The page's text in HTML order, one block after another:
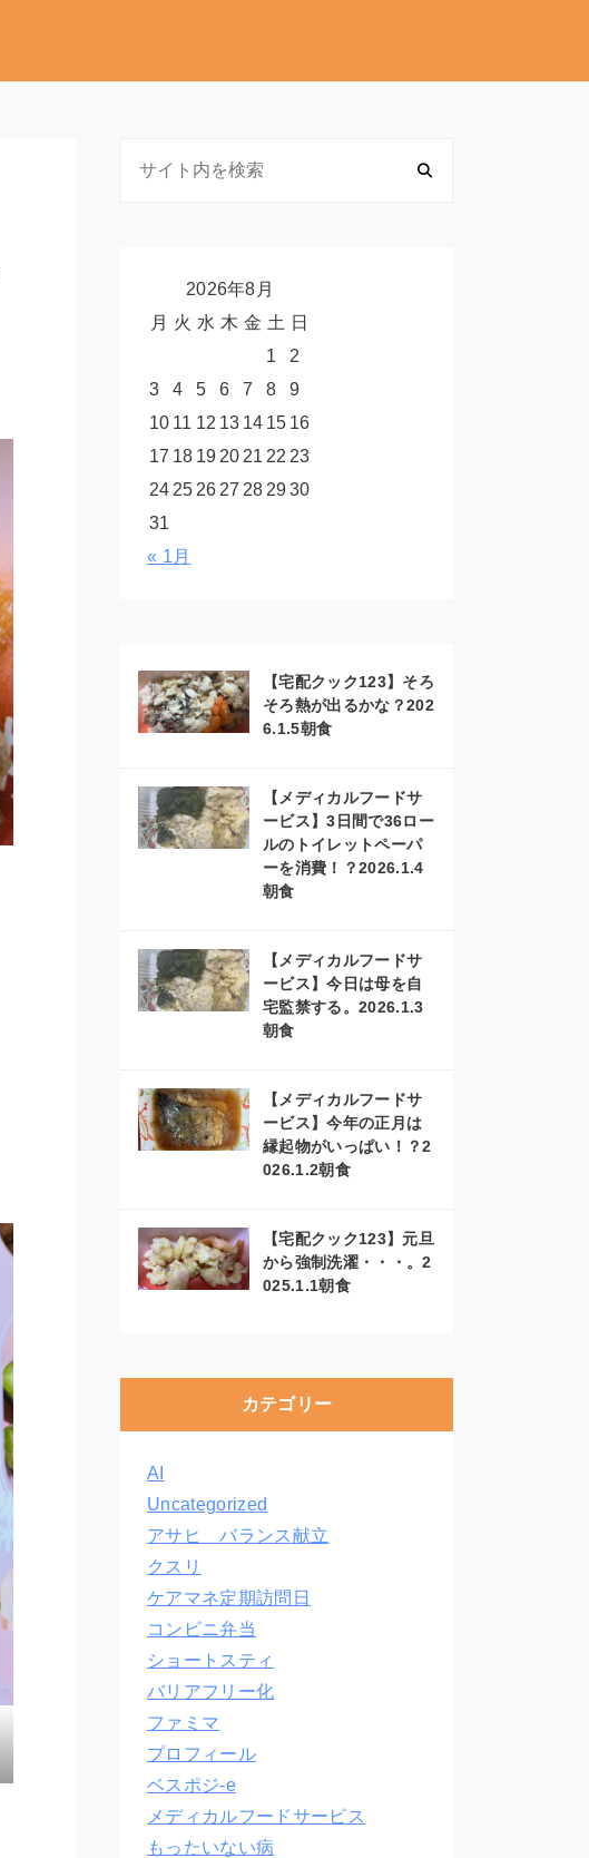
2026年8月
月 火 水 木 金 土 日
1
2
3
4 5 6 7 8
9
10 11 12 13 14 15 16
17 18 19 20 21 22 23
24 25 26 27 28 2930
31
« 1月
【宅配クック123】そろ
そろ熱が出るかな？202
6.1.5朝食
【メディカルフードサ
ービス】3日間で36ロー
ルのトイレットペーパ
ーを消費！？2026.1.4
朝食
【メディカルフードサ
ービス】今日は母を自
宅監禁する。2026.1.3
朝食
【メディカルフードサ
ービス】今年の正月は
縁起物がいっぱい！？2
026.1.2朝食
【宅配クック123】元旦
から強制洗濯・・・。2
025.1.1朝食
カテゴリー
AI
Uncategorized
アサヒ バランス献立
クスリ
ケアマネ定期訪問日
コンビニ弁当
ショートスティ
バリアフリー化
ファミマ
プロフィール
ベスポジ-e
メディカルフードサービス
もったいない病